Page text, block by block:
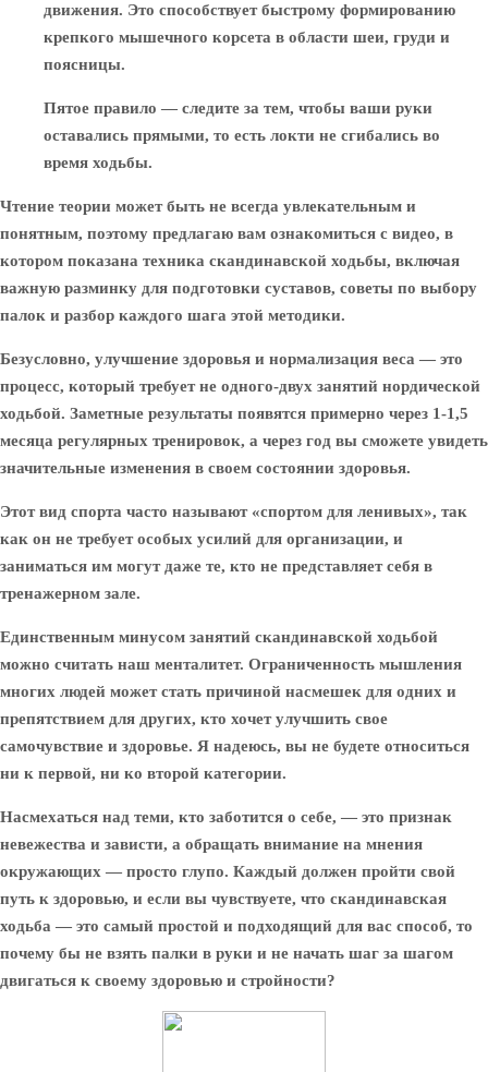
движения. Это способствует быстрому формированию
крепкого мышечного корсета в области шеи, груди и
поясницы.
Пятое правило — следите за тем, чтобы ваши руки
оставались прямыми, то есть локти не сгибались во
время ходьбы.
Чтение теории может быть не всегда увлекательным и
понятным, поэтому предлагаю вам ознакомиться с видео, в
котором показана техника скандинавской ходьбы, включая
важную разминку для подготовки суставов, советы по выбору
палок и разбор каждого шага этой методики.
Безусловно, улучшение здоровья и нормализация веса — это
процесс, который требует не одного-двух занятий нордической
ходьбой. Заметные результаты появятся примерно через 1-1,5
месяца регулярных тренировок, а через год вы сможете увидеть
значительные изменения в своем состоянии здоровья.
Этот вид спорта часто называют «спортом для ленивых», так
как он не требует особых усилий для организации, и
заниматься им могут даже те, кто не представляет себя в
тренажерном зале.
Единственным минусом занятий скандинавской ходьбой
можно считать наш менталитет. Ограниченность мышления
многих людей может стать причиной насмешек для одних и
препятствием для других, кто хочет улучшить свое
самочувствие и здоровье. Я надеюсь, вы не будете относиться
ни к первой, ни ко второй категории.
Насмехаться над теми, кто заботится о себе, — это признак
невежества и зависти, а обращать внимание на мнения
окружающих — просто глупо. Каждый должен пройти свой
путь к здоровью, и если вы чувствуете, что скандинавская
ходьба — это самый простой и подходящий для вас способ, то
почему бы не взять палки в руки и не начать шаг за шагом
двигаться к своему здоровью и стройности?